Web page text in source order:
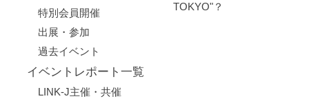
特別会員開催
出展・参加
過去イベント
イベントレポート一覧
LINK-J主催・共催
TOKYO"？